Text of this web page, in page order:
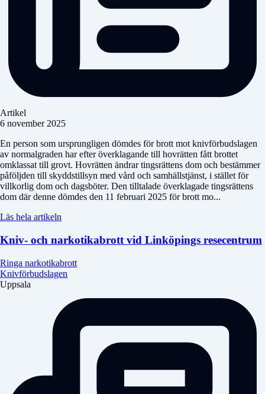
Artikel
6 november 2025
En person som ursprungligen dömdes för brott mot knivförbudslagen
av normalgraden har efter överklagande till hovrätten fått brottet
omklassat till grovt. Hovrätten ändrar tingsrättens dom och bestämmer
påföljden till skyddstillsyn med vård och samhällstjänst, i stället för
villkorlig dom och dagsböter. Den tilltalade överklagade tingsrättens
dom där denne dömdes den 11 februari 2025 för brott mo...
Läs hela artikeln
Kniv- och narkotikabrott vid Linköpings resecentrum
Ringa narkotikabrott
Knivförbudslagen
Uppsala